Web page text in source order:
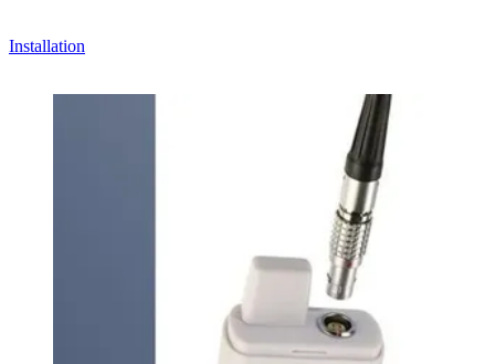
Installation